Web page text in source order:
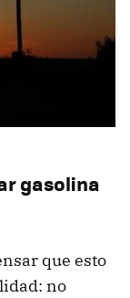
gasolina
que esto
no